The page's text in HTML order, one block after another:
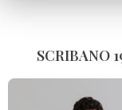
SCRIBANO